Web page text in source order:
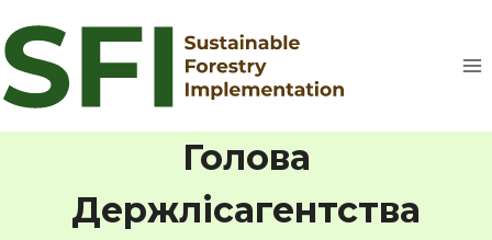
до
вмісту
Голова
Держлісагентства